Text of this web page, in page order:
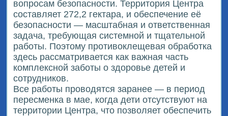
вопросам безопасности. Территория Центра
составляет 272,2 гектара, и обеспечение её
безопасности — масштабная и ответственная
задача, требующая системной и тщательной
работы. Поэтому противоклещевая обработка
здесь рассматривается как важная часть
комплексной заботы о здоровье детей и
сотрудников.
Все работы проводятся заранее — в период
пересменка в мае, когда дети отсутствуют на
территории Центра, что позволяет обеспечить